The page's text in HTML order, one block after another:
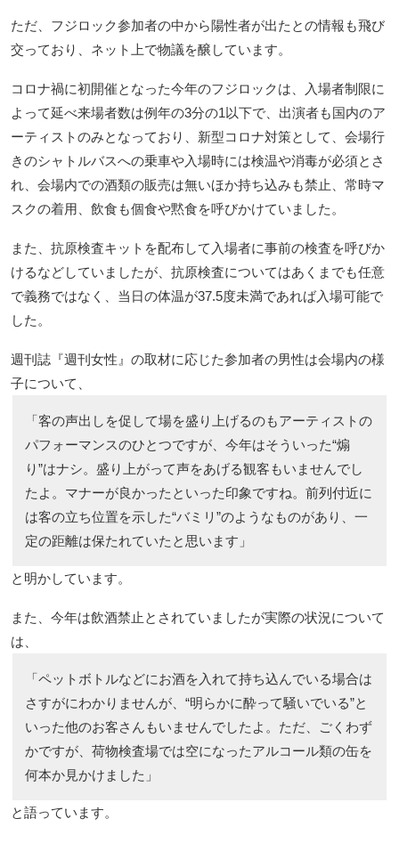
ただ、フジロック参加者の中から陽性者が出たとの情報も飛び
交っており、ネット上で物議を醸しています。
コロナ禍に初開催となった今年のフジロックは、入場者制限に
よって延べ来場者数は例年の3分の1以下で、出演者も国内のア
ーティストのみとなっており、新型コロナ対策として、会場行
きのシャトルバスへの乗車や入場時には検温や消毒が必須とさ
れ、会場内での酒類の販売は無いほか持ち込みも禁止、常時マ
スクの着用、飲食も個食や黙食を呼びかけていました。
また、抗原検査キットを配布して入場者に事前の検査を呼びか
けるなどしていましたが、抗原検査についてはあくまでも任意
で義務ではなく、当日の体温が37.5度未満であれば入場可能で
した。
週刊誌『週刊女性』の取材に応じた参加者の男性は会場内の様
子について、
「客の声出しを促して場を盛り上げるのもアーティストの
パフォーマンスのひとつですが、今年はそういった“煽
り”はナシ。盛り上がって声をあげる観客もいませんでし
たよ。マナーが良かったといった印象ですね。前列付近に
は客の立ち位置を示した“バミリ”のようなものがあり、一
定の距離は保たれていたと思います」
と明かしています。
また、今年は飲酒禁止とされていましたが実際の状況について
は、
「ペットボトルなどにお酒を入れて持ち込んでいる場合は
さすがにわかりませんが、“明らかに酔って騒いでいる”と
いった他のお客さんもいませんでしたよ。ただ、ごくわず
かですが、荷物検査場では空になったアルコール類の缶を
何本か見かけました」
と語っています。